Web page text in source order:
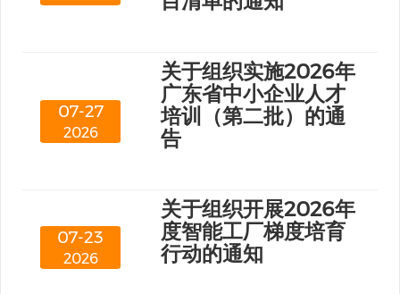
07-27
2026
关于组织实施2026年
广东省中小企业人才
培训（第二批）的通
告
07-23
2026
关于组织开展2026年
度智能工厂梯度培育
行动的通知